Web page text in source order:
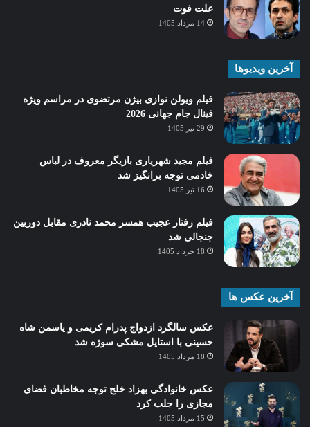
علت فوت
14 مرداد 1405
آخرین ویدیوها
فیلم ویولن نوازی بیژن مرتضوی در مراسم ویژه
فینال جام جهانی 2026
29 تیر 1405
فیلم مجید شهریاری بازیگر معروف در لباس
خادمی توجه برانگیز شد
16 تیر 1405
فیلم رفتار عجیب همسر محمد نادری مقابل دوربین
جنجالی شد
18 خرداد 1405
آخرین عکس ها
عکس سالگرد ازدواج پدرام کریمی و یاسمن شاه‌
حسینی با استایل مشکی سوژه شد
18 مرداد 1405
عکس خانوادگی بهزاد خلج توجه مخاطبان فضای
مجازی را جلب کرد
15 مرداد 1405